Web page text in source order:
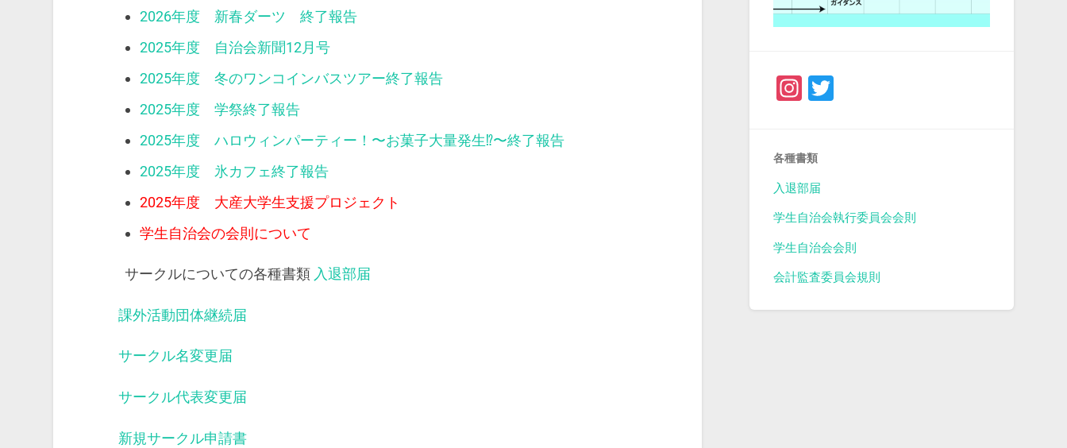
2026年度 新春ダーツ 終了報告
2025年度 自治会新聞12月号
2025年度 冬のワンコインバスツアー終了報告
2025年度 学祭終了報告
2025年度 ハロウィンパーティー！〜お菓子大量発生⁉︎〜終了報告
2025年度 氷カフェ終了報告
2025年度 大産大学生支援プロジェクト
学生自治会の会則について
サークルについての各種書類 入退部届
課外活動団体継続届
サークル名変更届
サークル代表変更届
新規サークル申請書
Instagram
各種書類
入退部届
学生自治会執行委員会会則
学生自治会会則
会計監査委員会規則